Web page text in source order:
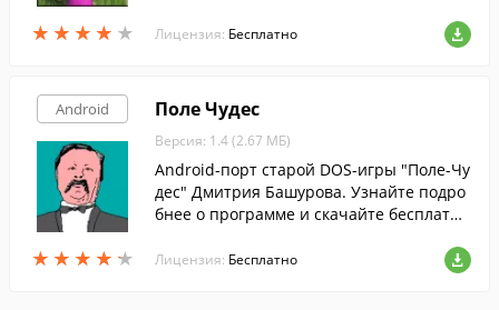
★ ★ ★ ★ ★
★ ★ ★ ★ ★ Лицензия: Бесплатно
Android
★ ★ ★ ★ ★
★ ★ ★ ★ ★
Поле Чудес
Версия: 1.4 (2.67 МБ)
Android-порт старой DOS-игры "Поле-Чу
дес" Дмитрия Башурова. Узнайте подро
бнее о программе и скачайте бесплатн
Лицензия: Бесплатно